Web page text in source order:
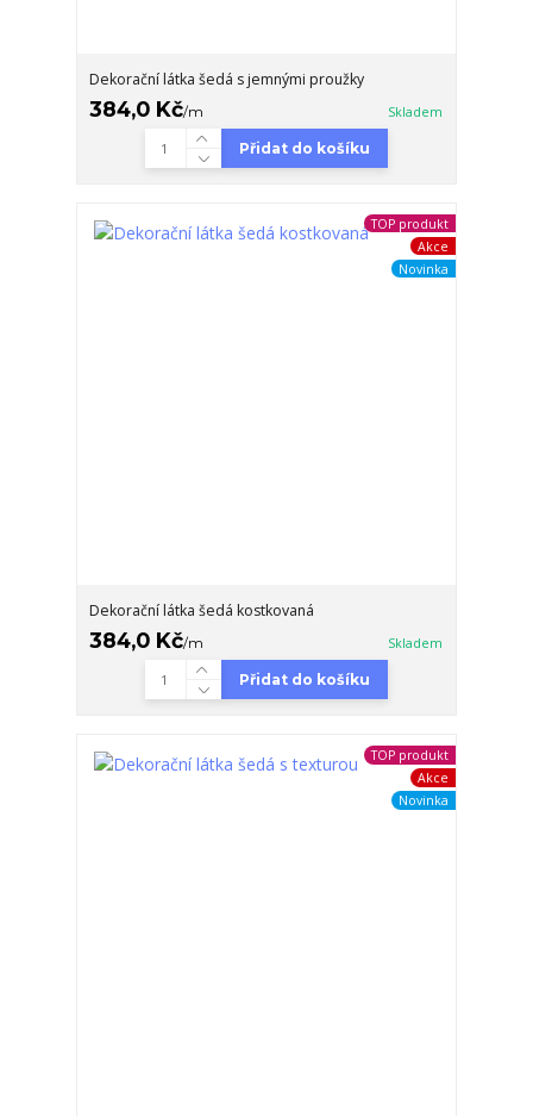
Dekorační látka šedá s jemnými proužky
384,0 Kč/m Skladem
Přidat do košíku
TOP produkt
Akce
Novinka
Dekorační látka šedá kostkovaná
384,0 Kč/m Skladem
Přidat do košíku
TOP produkt
Akce
Novinka